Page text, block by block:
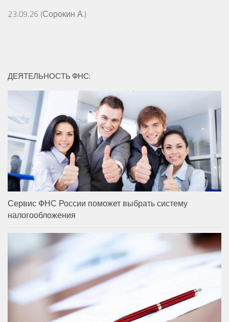
23.09.26 (Сорокин А.)
ДЕЯТЕЛЬНОСТЬ ФНС:
Сервис ФНС России поможет выбрать систему
налогообложения